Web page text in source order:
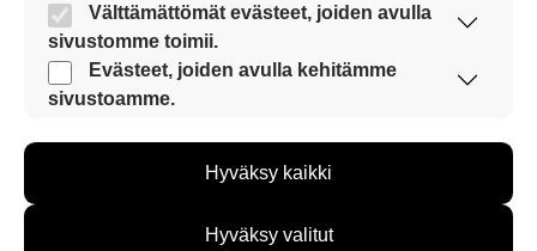
Voit kirjoittaa mielipiteesi
uutisesta
kommenttilaatikkoon.
Sinun pitää kirjoittaa myös
nimesi tai keksiä nimimerkki.
Välttämättömät evästeet, joiden avulla
sivustomme toimii.
Nämä evästeet ovat aina käytössä, jotta
sivustoamme voi käyttää sujuvasti ja turvallisesti.
Evästeet, joiden avulla kehitämme
sivustoamme.
kehittää sivustoamme vastaamaan paremmin
kävijämääristä ja siitä, mitä sivuja käytetään ja
Hyväksy kaikki
Hyväksy valitut